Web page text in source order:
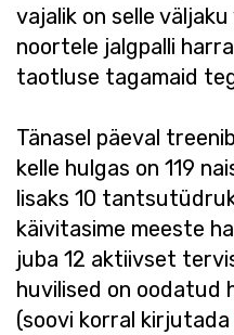
vajalik on selle
noortele jalgpalli
taotluse tagamaid
Tänasel päeval
kelle hulgas on 119
lisaks 10
käivitasime meeste
juba 12 aktiivset
huvilised on oodatud
(soovi korral kirjutada